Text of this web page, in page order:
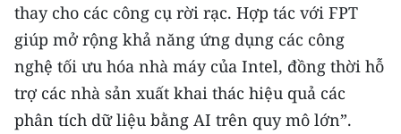
ENGLISH
中文
FRANÇAIS
thay cho các công cụ rời rạc. Hợp tác với FPT
giúp mở rộng khả năng ứng dụng các công
nghệ tối ưu hóa nhà máy của Intel, đồng thời hỗ
trợ các nhà sản xuất khai thác hiệu quả các
phân tích dữ liệu bằng AI trên quy mô lớn”.